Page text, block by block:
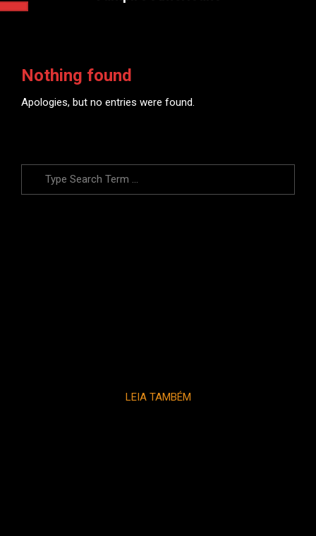
Nothing found
Apologies, but no entries were found.
LEIA TAMBÉM